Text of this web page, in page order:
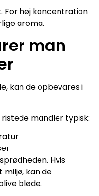
For høj koncentration
aroma.
man
kan de opbevares i
mandler typisk:
Hvis
kan de
bløde.